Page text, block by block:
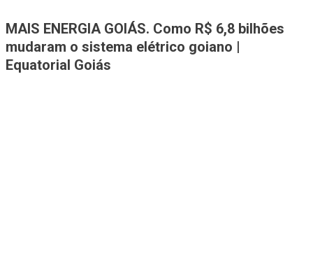
Jornal mais completo de Noticias e Informações de Rio Verde e
Região
MAIS ENERGIA GOIÁS. Como R$ 6,8 bilhões
mudaram o sistema elétrico goiano |
Equatorial Goiás